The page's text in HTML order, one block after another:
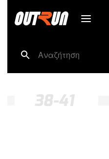
38-41